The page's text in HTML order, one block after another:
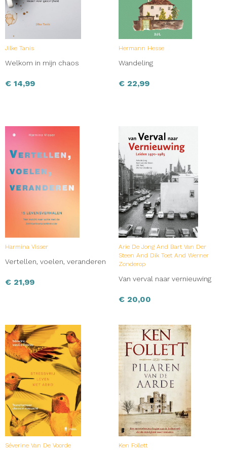
Jilke Tanis
Welkom in mijn chaos
€ 14,99
Hermann Hesse
Wandeling
€ 22,99
Harmina Visser
Vertellen, voelen, veranderen
€ 21,99
Arie De Jong And Bart Van Der
Steen And Dik Toet And Werner
Zonderop
Van verval naar vernieuwing
€ 20,00
Séverine Van De Voorde Ken Follett